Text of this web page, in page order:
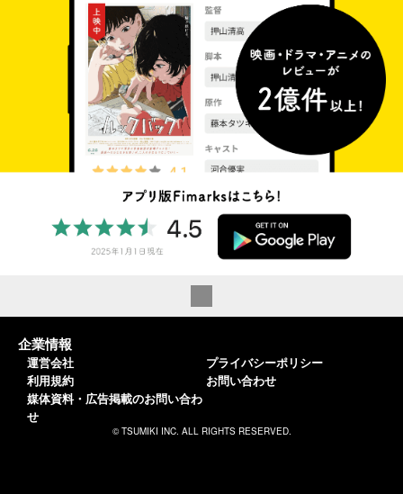
企業情報
運営会社
利用規約
媒体資料・広告掲載のお問い合わ
せ
プライバシーポリシー
お問い合わせ
© TSUMIKI INC. ALL RIGHTS RESERVED.